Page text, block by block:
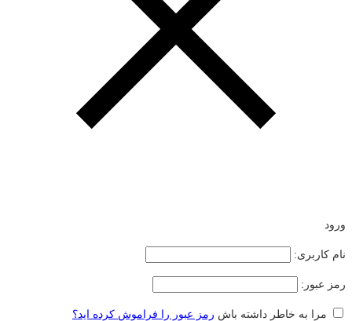
ورود
نام کاربری:
رمز عبور:
مرا به خاطر داشته باش رمز عبور را فراموش کرده اید؟